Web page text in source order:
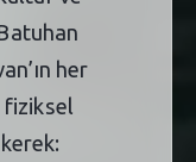
her
fiziksel